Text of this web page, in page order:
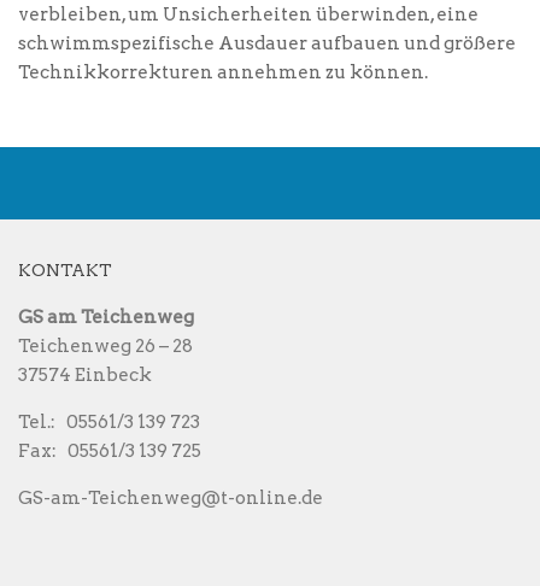
verbleiben, um Unsicherheiten überwinden, eine
schwimmspezifische Ausdauer aufbauen und größere
Technikkorrekturen annehmen zu können.
KONTAKT
GS am Teichenweg
Teichenweg 26 – 28
37574 Einbeck
Tel.: 05561/3 139 723
Fax: 05561/3 139 725
GS-am-Teichenweg@t-online.de